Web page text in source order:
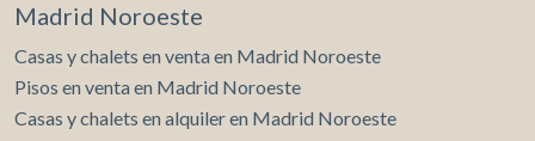
Madrid Noroeste
Casas y chalets en venta en Madrid Noroeste
Pisos en venta en Madrid Noroeste
Casas y chalets en alquiler en Madrid Noroeste